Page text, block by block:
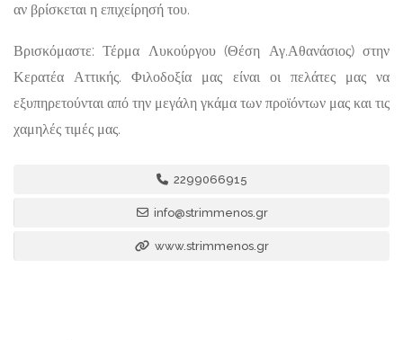
αν βρίσκεται η επιχείρησή του.
Βρισκόμαστε: Τέρμα Λυκούργου (Θέση Αγ.Αθανάσιος) στην
Κερατέα Αττικής. Φιλοδοξία μας είναι οι πελάτες μας να
εξυπηρετούνται από την μεγάλη γκάμα των προϊόντων μας και τις
χαμηλές τιμές μας.
2299066915
info@strimmenos.gr
www.strimmenos.gr